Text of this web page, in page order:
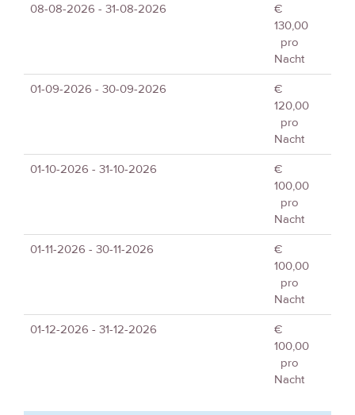
08-08-2026 - 31-08-2026
€
130,00
pro
Nacht
01-09-2026 - 30-09-2026
€
120,00
pro
Nacht
01-10-2026 - 31-10-2026
€
100,00
pro
Nacht
01-11-2026 - 30-11-2026
€
100,00
pro
Nacht
01-12-2026 - 31-12-2026
€
100,00
pro
Nacht